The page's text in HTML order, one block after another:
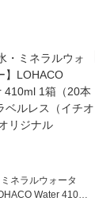
ミネラルウォータ
Water 410ml